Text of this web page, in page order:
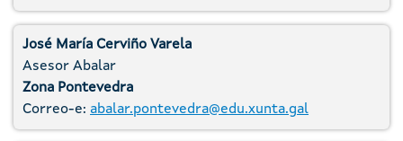
José María Cerviño Varela
Asesor Abalar
Zona Pontevedra
Correo-e: abalar.pontevedra@edu.xunta.gal